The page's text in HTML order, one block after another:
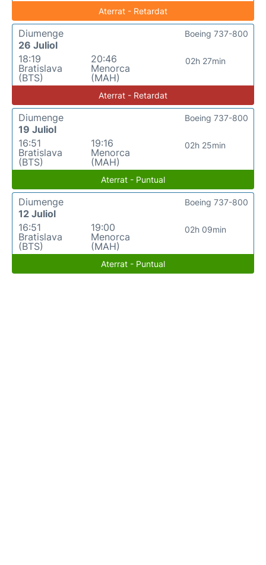
Aterrat - Retardat
Diumenge
26 Juliol
18:19
Bratislava
(BTS)
20:46
Menorca
(MAH)
02h 27min
Boeing 737-800
Aterrat - Retardat
Diumenge
19 Juliol
16:51
Bratislava
(BTS)
19:16
Menorca
(MAH)
02h 25min
Boeing 737-800
Aterrat - Puntual
Diumenge
12 Juliol
16:51
Bratislava
(BTS)
19:00
Menorca
(MAH)
02h 09min
Boeing 737-800
Aterrat - Puntual